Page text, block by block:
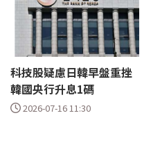
科技股疑慮日韓早盤重挫
韓國央行升息1碼
2026-07-16 11:30